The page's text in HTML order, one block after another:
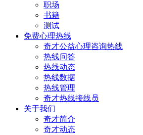
职场
书籍
测试
免费心理热线
奇才公益心理咨询热线
热线问答
热线动态
热线数据
热线管理
奇才热线接线员
关于我们
奇才简介
奇才动态